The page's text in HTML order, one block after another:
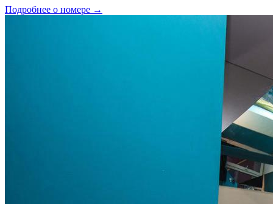
Подробнее о номере →